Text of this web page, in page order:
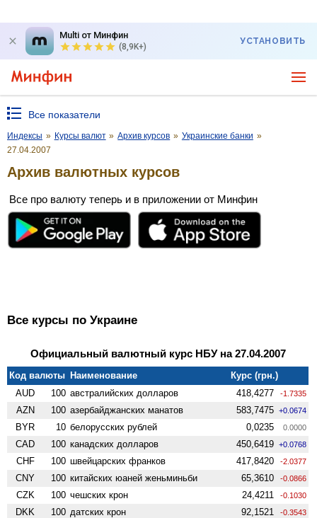
Multi от Минфин
(8,9K+)
УСТАНОВИТЬ
Все показатели
Индексы » Курсы валют » Архив курсов » Украинские банки »
27.04.2007
Архив валютных курсов
Все про валюту теперь и в приложении от Минфин
Все курсы по Украине
Официальный валютный курс НБУ на 27.04.2007
Код валюты Наименование
Курс (грн.)
AUD
100 австралийских долларов 418,4277 -1.7335
AZN 100 азербайджанских манатов 583,7475 +0.0674
BYR 10 белорусских рублей 0,0235 0.0000
CAD 100 канадских долларов 450,6419 +0.0768
CHF 100 швейцарских франков 417,8420 -2.0377
CNY 100 китайских юаней женьминьби 65,3610 -0.0866
CZK 100 чешских крон 24,4211 -0.1030
DKK 100 датских крон 92,1521 -0.3543